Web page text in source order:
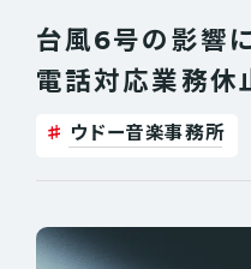
台風6号の影響
電話対応業務休
ウドー音楽事務所